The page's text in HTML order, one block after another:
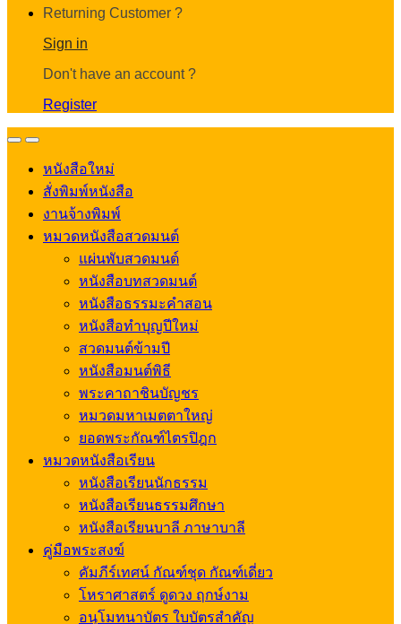
Returning Customer ?
Sign in
Don't have an account ?
Register
OpenClose
หนังสือใหม่
สั่งพิมพ์หนังสือ
งานจ้างพิมพ์
หมวดหนังสือสวดมนต์
แผ่นพับสวดมนต์
หนังสือบทสวดมนต์
หนังสือธรรมะคำสอน
หนังสือทำบุญปีใหม่
สวดมนต์ข้ามปี
หนังสือมนต์พิธี
พระคาถาชินบัญชร
หมวดมหาเมตตาใหญ่
ยอดพระกัณฑ์ไตรปิฎก
หมวดหนังสือเรียน
หนังสือเรียนนักธรรม
หนังสือเรียนธรรมศึกษา
หนังสือเรียนบาลี ภาษาบาลี
คู่มือพระสงฆ์
คัมภีร์เทศน์ กัณฑ์ชุด กัณฑ์เดี่ยว
โหราศาสตร์ ดูดวง ฤกษ์งาม
อนุโมทนาบัตร ใบบัตรสำคัญ